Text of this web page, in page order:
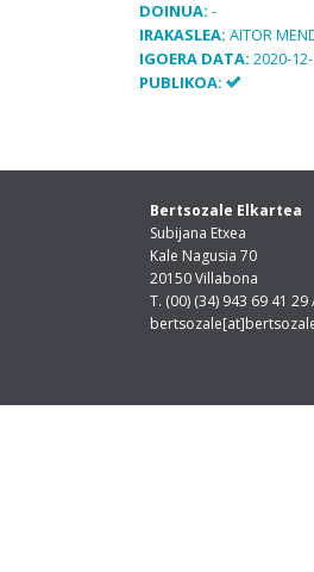
DOINUA: -
IRAKASLEA: AITOR
IGOERA DATA: 2020-
PUBLIKOA:
Bertsozale Elkartea
Subijana Etxea
Kale Nagusia 70
20150 Villabona
T. (00) (34) 943 69 41 29